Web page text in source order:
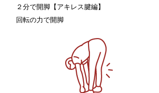
２分で開脚【アキレス腱編】
回転の力で開脚